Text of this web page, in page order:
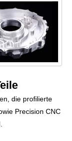
die profilierte
Precision CNC